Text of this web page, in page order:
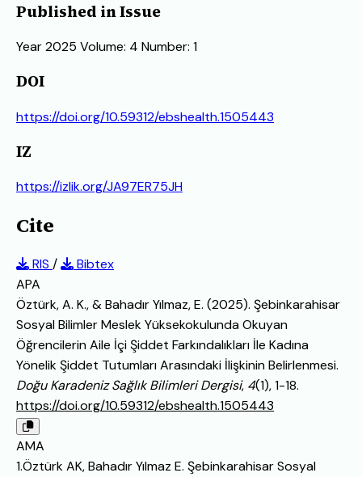
Published in Issue
Year 2025 Volume: 4 Number: 1
DOI
https://doi.org/10.59312/ebshealth.1505443
IZ
https://izlik.org/JA97ER75JH
Cite
RIS /
Bibtex
APA
Öztürk, A. K., & Bahadır Yılmaz, E. (2025). Şebinkarahisar
Sosyal Bilimler Meslek Yüksekokulunda Okuyan
Öğrencilerin Aile İçi Şiddet Farkındalıkları İle Kadına
Yönelik Şiddet Tutumları Arasındaki İlişkinin Belirlenmesi.
Doğu Karadeniz Sağlık Bilimleri Dergisi, 4(1), 1-18.
https://doi.org/10.59312/ebshealth.1505443
AMA
1.Öztürk AK, Bahadır Yılmaz E. Şebinkarahisar Sosyal